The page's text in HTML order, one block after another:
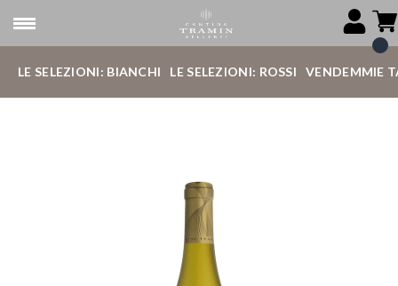
LE SELEZIONI: BIANCHI LE SELEZIONI: ROSSI VENDEMMIE